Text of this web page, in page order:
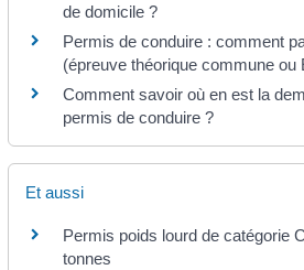
de domicile ?
Permis de conduire : comment
(épreuve théorique commune ou
Comment savoir où en est la
permis de conduire ?
Et aussi
Permis poids lourd de catégorie
tonnes